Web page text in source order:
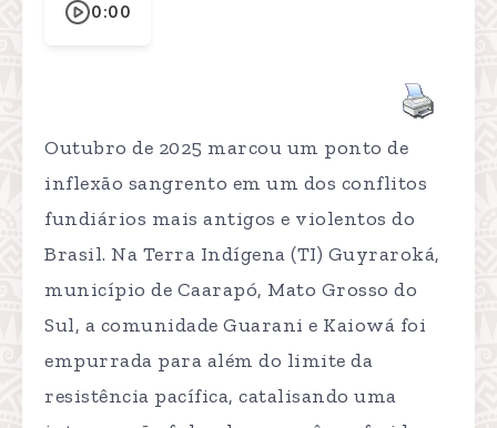
0:00
Outubro de 2025 marcou um ponto de
inflexão sangrento em um dos conflitos
fundiários mais antigos e violentos do
Brasil. Na Terra Indígena (TI) Guyraroká,
município de Caarapó, Mato Grosso do
Sul, a comunidade Guarani e Kaiowá foi
empurrada para além do limite da
resistência pacífica, catalisando uma